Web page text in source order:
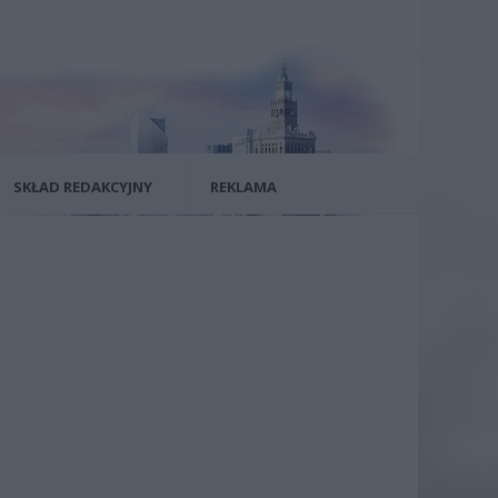
SKŁAD REDAKCYJNY REKLAMA